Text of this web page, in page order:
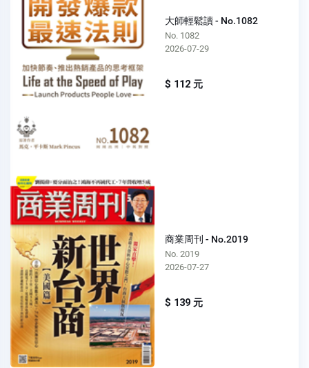
大師輕鬆讀 - No.1082
No. 1082
2026-07-29
$ 112 元
商業周刊 - No.2019
No. 2019
2026-07-27
$ 139 元